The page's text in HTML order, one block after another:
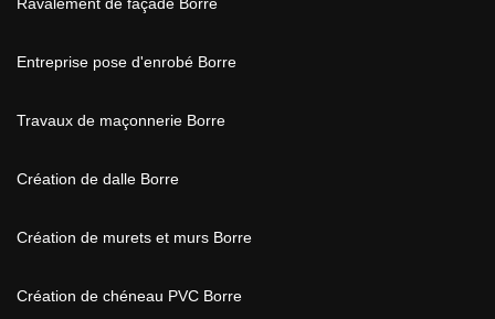
Entreprise pose d'enrobé Borre
Travaux de maçonnerie Borre
Création de dalle Borre
Création de murets et murs Borre
Création de chéneau PVC Borre